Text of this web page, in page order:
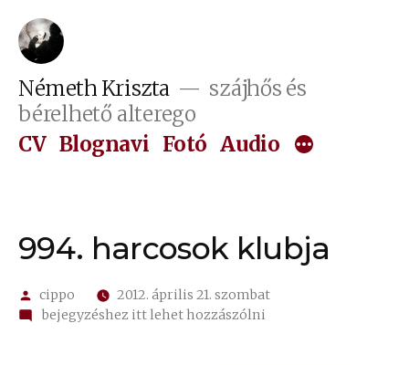
Tartalomhoz
Németh Kriszta
szájhős és
bérelhető alterego
CV Blognavi Fotó Audio
994. harcosok klubja
Szerző:
cippo
2012. április 21. szombat
on
bejegyzéshez itt lehet hozzászólni